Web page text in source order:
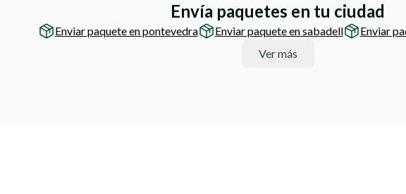
Envía paquetes en tu ciudad
Enviar paquete en pontevedra Enviar paquete en sabadell
Enviar
Ver más